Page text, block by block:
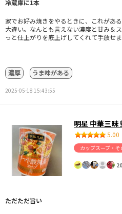
冷蔵庫に1本
家でお好み焼きをやるときに、これがあ
大違い。なんとも言えない濃度と甘み＆
っと仕上がりを底上げしてくれて手放せま
濃厚 うま味がある
2025-05-18 15:43:55
明星 中華三昧
5.00
カップスープ・そ
ただただ旨い